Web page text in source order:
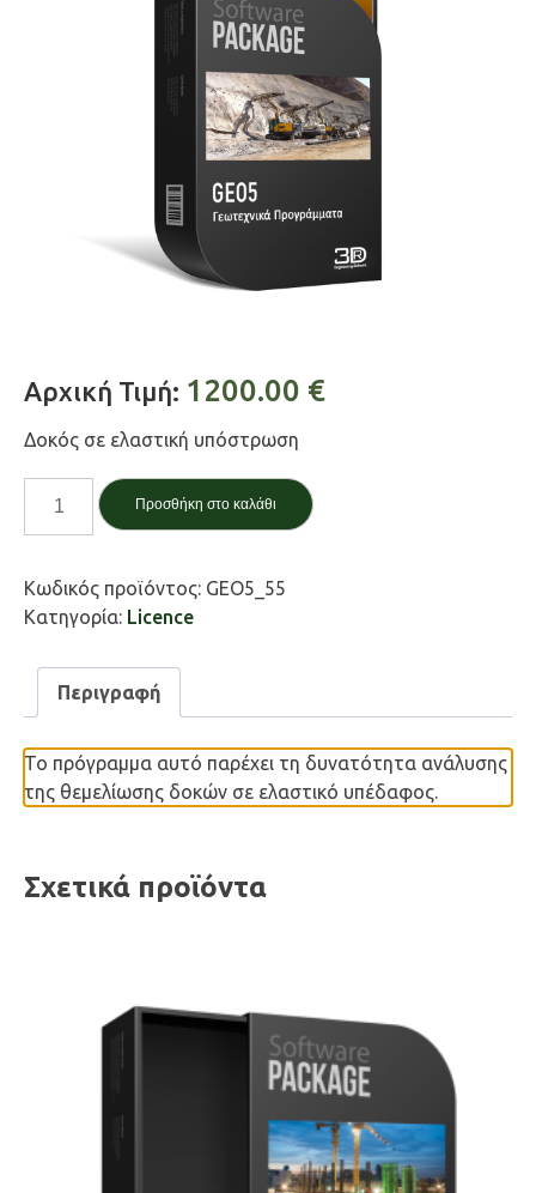
Αρχική Τιμή: 1200.00 €
Δοκός σε ελαστική υπόστρωση
ποσότητα
Προσθήκη στο καλάθι
Κωδικός προϊόντος: GEO5_55
Κατηγορία: Licence
Περιγραφή
Το πρόγραμμα αυτό παρέχει τη δυνατότητα ανάλυσης
της θεμελίωσης δοκών σε ελαστικό υπέδαφος.
Σχετικά προϊόντα